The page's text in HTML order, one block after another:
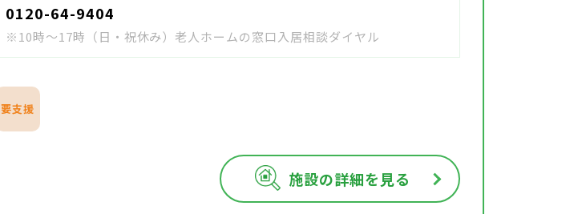
0120-64-9404
※10時～17時（日・祝休み）老人ホームの窓口入居相談ダイヤル
要支援
施設の詳細を見る